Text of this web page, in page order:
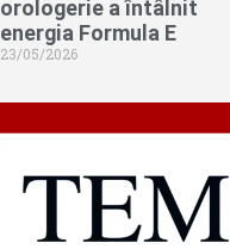
orologerie a întâlnit
energia Formula E
23/05/2026